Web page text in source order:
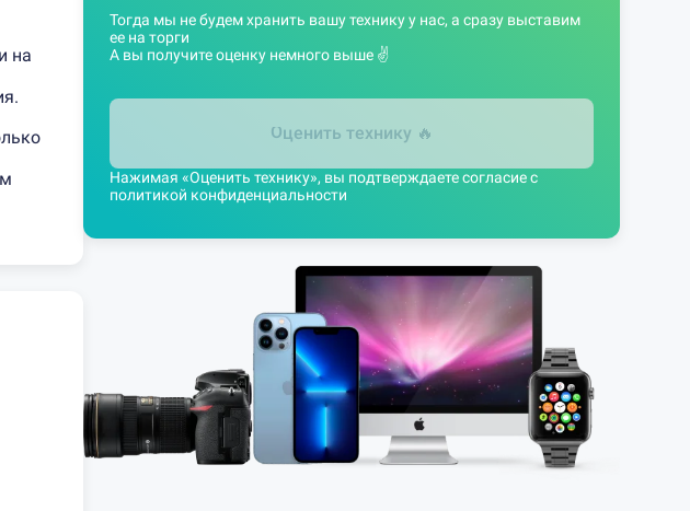
на
Тогда мы не будем хранить вашу технику у нас, а сразу выставим
ее на торги
А вы получите оценку немного выше ✌️
Оценить технику 🔥
Нажимая «Оценить технику», вы подтверждаете согласие с
политикой конфиденциальности